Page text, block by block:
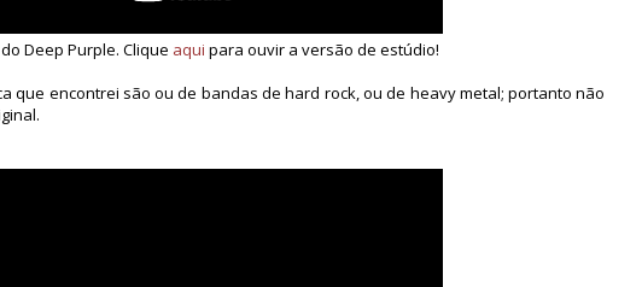
Deep Purple. Clique aqui para ouvir a versão de estúdio!
que encontrei são ou de bandas de hard rock, ou de heavy metal; portanto não